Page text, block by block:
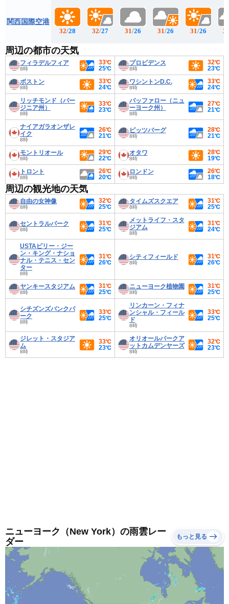
関西国際空港
32/28 32/27 31/26 31/26 31/26
周辺の都市の天気
フィラデルフィア
8時
33℃
25℃
プロビデンス
8時
32℃
23℃
ボストン
8時
33℃
24℃
ワシントンD.C.
8時
33℃
24℃
リッチモンド（バー
ジニア州）
8時
33℃
23℃
バッファロー（ニュ
ーヨーク州）
8時
27℃
21℃
ナイアガラオンザレ
イク
8時
26℃
21℃
ピッツバーグ
8時
28℃
21℃
モントリオール
8時
29℃
22℃
オタワ
8時
28℃
19℃
トロント
8時
26℃
20℃
ロンドン
8時
26℃
18℃
周辺の観光地の天気
自由の女神像
8時
32℃
25℃
タイムズスクエア
8時
31℃
25℃
セントラルパーク
8時
31℃
25℃
メットライフ・スタ
ジアム
8時
31℃
24℃
USTAビリー・ジー
ン・キング・ナショ
ナル・テニス・セン
ター
8時
31℃
26℃
シティフィールド
8時
31℃
26℃
ヤンキースタジアム
8時
31℃
25℃
ニューヨーク植物園
8時
31℃
25℃
シチズンズバンクパ
ーク
8時
33℃
25℃
リンカーン・フィナ
ンシャル・フィール
ド
8時
33℃
25℃
ジレット・スタジア
ム
8時
33℃
23℃
オリオールパークア
ットカムデンヤーズ
8時
32℃
23℃
ニューヨーク（New York）の雨雲レー
ダー
もっと見る